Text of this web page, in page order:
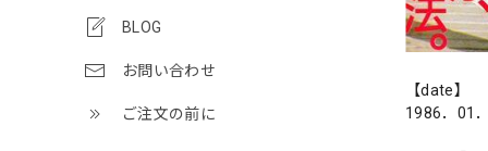
BLOG
お問い合わせ
ご注文の前に
【date】
1986．01